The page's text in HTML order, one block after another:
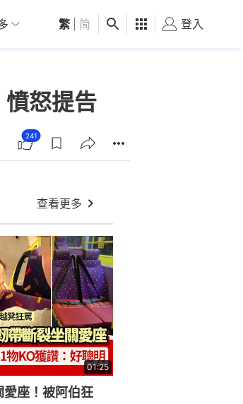
01深圳 觀點 健康 好食玩飛
繁 简 登入
怒提告
241
查看更多
01:25
座！被阿伯狂